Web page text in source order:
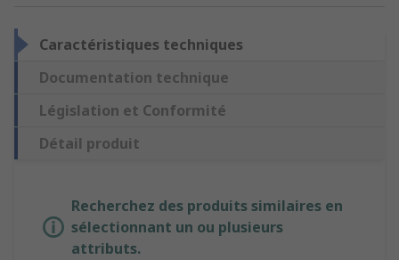
Caractéristiques techniques
Documentation technique
Législation et Conformité
Détail produit
Recherchez des produits similaires en
sélectionnant un ou plusieurs
attributs.